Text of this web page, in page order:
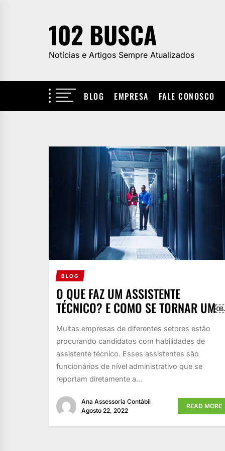
102 BUSCA
Notícias e Artigos Sempre Atualizados
BLOG EMPRESA FALE CONOSCO
BLOG
O QUE FAZ UM ASSISTENTE
TÉCNICO? E COMO SE TORNAR
Muitas empresas de diferentes setores estão
procurando candidatos com habilidades de
assistente técnico. Esses assistentes são
funcionários de nível administrativo que se
reportam diretamente a...
Ana Assessoria Contábil
Agosto 22, 2022
READ MORE